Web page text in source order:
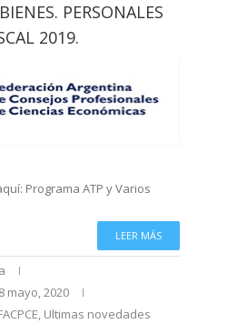
PERSONALES
2019.
Programa ATP y Varios
LEER MÁS
mayo, 2020
, Ultimas novedades